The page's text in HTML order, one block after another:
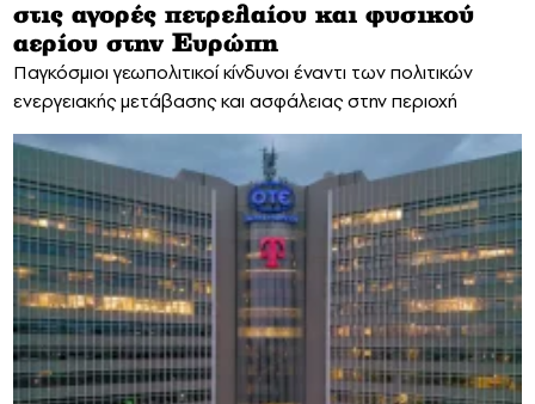
στις αγορές πετρελαίου και φυσικού
αερίου στην Ευρώπη
Παγκόσμιοι γεωπολιτικοί κίνδυνοι έναντι των πολιτικών
ενεργειακής μετάβασης και ασφάλειας στην περιοχή